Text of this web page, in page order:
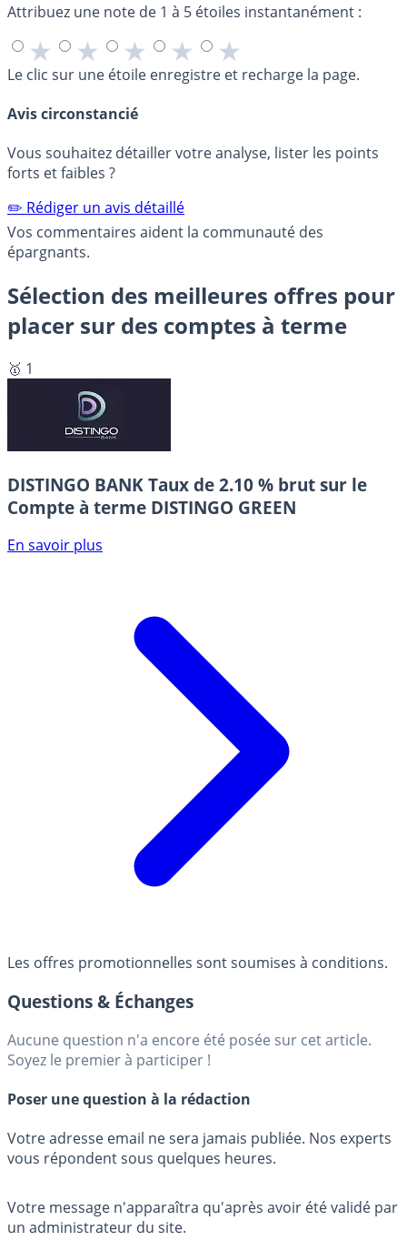
Attribuez une note de 1 à 5 étoiles instantanément :
★ ★ ★ ★ ★
Le clic sur une étoile enregistre et recharge la page.
Avis circonstancié
Vous souhaitez détailler votre analyse, lister les points
forts et faibles ?
✏️ Rédiger un avis détaillé
Vos commentaires aident la communauté des
épargnants.
Sélection des meilleures offres pour
placer sur des comptes à terme
🥇 1
DISTINGO BANK Taux de 2.10 % brut sur le
Compte à terme DISTINGO GREEN
En savoir plus
Les offres promotionnelles sont soumises à conditions.
Questions & Échanges
Aucune question n'a encore été posée sur cet article.
Soyez le premier à participer !
Poser une question à la rédaction
Votre adresse email ne sera jamais publiée. Nos experts
vous répondent sous quelques heures.
Votre message n'apparaîtra qu'après avoir été validé par
un administrateur du site.